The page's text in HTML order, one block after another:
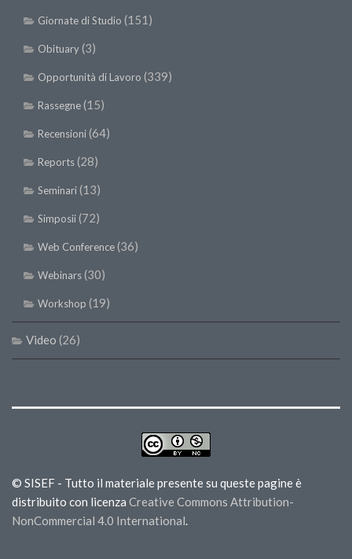
Giornate di Studio (151)
Obituary(3)
Opportunità di Lavoro (339)
Rassegne(15)
Recensioni(64)
Reports(28)
Seminari(13)
Simposii(72)
Web Conference(36)
Webinars(30)
Workshop (19)
Video (26)
© SISEF - Tutto il materiale presente su queste pagine è
distribuito con licenza Creative Commons Attribution-
NonCommercial 4.0 International.